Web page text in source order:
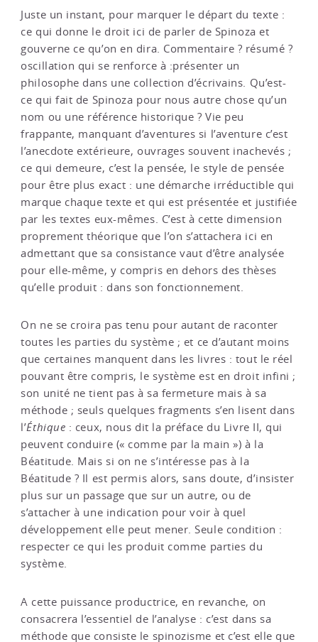
Juste un instant, pour marquer le départ du texte :
ce qui donne le droit ici de parler de Spinoza et
gouverne ce qu’on en dira. Commentaire ? résumé ?
oscillation qui se renforce à :présenter un
philosophe dans une collection d’écrivains. Qu’est-
ce qui fait de Spinoza pour nous autre chose qu’un
nom ou une référence historique ? Vie peu
frappante, manquant d’aventures si l’aventure c’est
l’anecdote extérieure, ouvrages souvent inachevés ;
ce qui demeure, c’est la pensée, le style de pensée
pour être plus exact : une démarche irréductible qui
marque chaque texte et qui est présentée et justifiée
par les textes eux-mêmes. C’est à cette dimension
proprement théorique que l’on s’attachera ici en
admettant que sa consistance vaut d’être analysée
pour elle-même, y compris en dehors des thèses
qu’elle produit : dans son fonctionnement.
On ne se croira pas tenu pour autant de raconter
toutes les parties du système ; et ce d’autant moins
que certaines manquent dans les livres : tout le réel
pouvant être compris, le système est en droit infini ;
son unité ne tient pas à sa fermeture mais à sa
méthode ; seuls quelques fragments s’en lisent dans
l’Éthique : ceux, nous dit la préface du Livre II, qui
peuvent conduire (« comme par la main ») à la
Béatitude. Mais si on ne s’intéresse pas à la
Béatitude ? Il est permis alors, sans doute, d’insister
plus sur un passage que sur un autre, ou de
s’attacher à une indication pour voir à quel
développement elle peut mener. Seule condition :
respecter ce qui les produit comme parties du
système.
A cette puissance productrice, en revanche, on
consacrera l’essentiel de l’analyse : c’est dans sa
méthode que consiste le spinozisme et c’est elle que